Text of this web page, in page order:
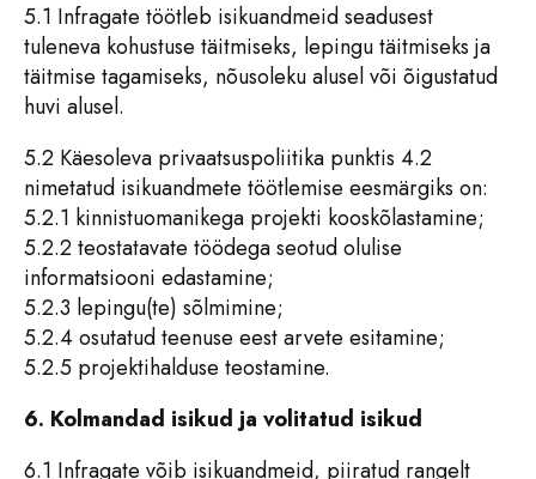
5.1 Infragate töötleb isikuandmeid seadusest
tuleneva kohustuse täitmiseks, lepingu täitmiseks ja
täitmise tagamiseks, nõusoleku alusel või õigustatud
huvi alusel.
5.2 Käesoleva privaatsuspoliitika punktis 4.2
nimetatud isikuandmete töötlemise eesmärgiks on:
5.2.1 kinnistuomanikega projekti kooskõlastamine;
5.2.2 teostatavate töödega seotud olulise
informatsiooni edastamine;
5.2.3 lepingu(te) sõlmimine;
5.2.4 osutatud teenuse eest arvete esitamine;
5.2.5 projektihalduse teostamine.
6. Kolmandad isikud ja volitatud isikud
6.1 Infragate võib isikuandmeid, piiratud rangelt